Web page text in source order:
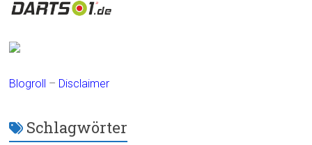
Blogroll – Disclaimer
Schlagwörter